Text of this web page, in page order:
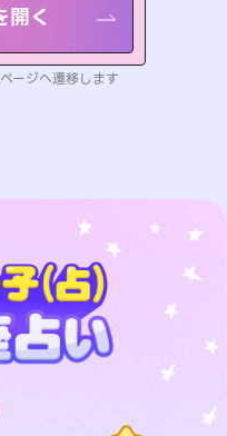
開く
ージへ遷移します